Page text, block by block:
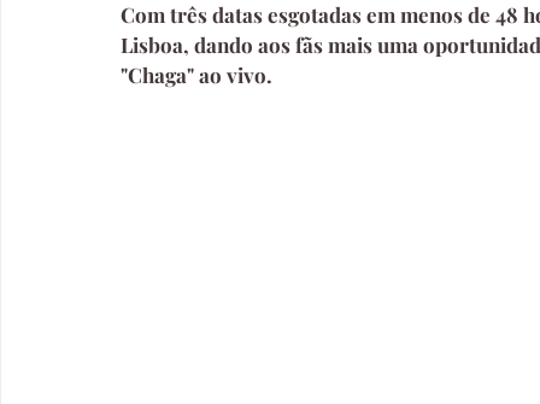
Com três datas esgotadas em menos de 48
Lisboa, dando aos fãs mais uma
"Chaga" ao vivo.